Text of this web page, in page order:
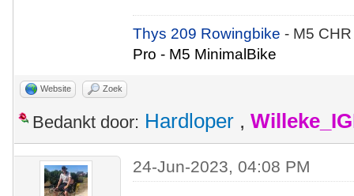
Thys 209 Rowingbike- M5
Pro - M5 MinimalBike
Website Zoek
Bedankt door: Hardloper ,
24-Jun-2023, 04:08 PM